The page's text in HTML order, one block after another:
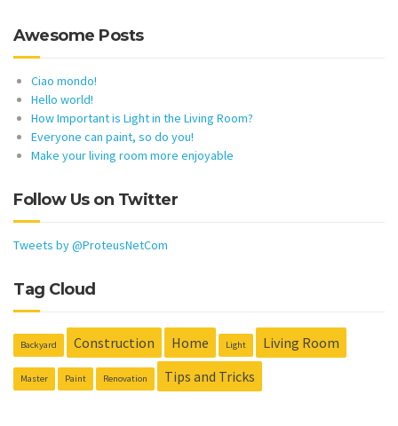
Awesome Posts
Ciao mondo!
Hello world!
How Important is Light in the Living Room?
Everyone can paint, so do you!
Make your living room more enjoyable
Follow Us on Twitter
Tweets by @ProteusNetCom
Tag Cloud
Backyard Construction Home Light Living Room
Master Paint Renovation Tips and Tricks